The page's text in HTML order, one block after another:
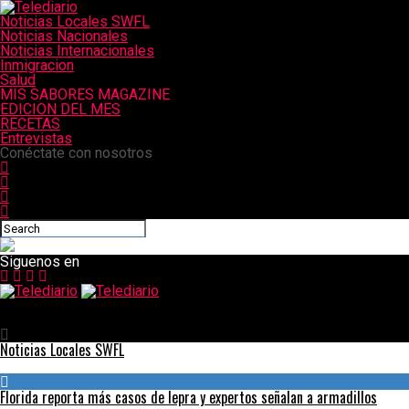
Noticias Locales SWFL
Noticias Nacionales
Noticias Internacionales
Inmigracion
Salud
MIS SABORES MAGAZINE
EDICION DEL MES
RECETAS
Entrevistas
Conéctate con nosotros
Siguenos en
Noticias Locales SWFL
Florida reporta más casos de lepra y expertos señalan a armadillos